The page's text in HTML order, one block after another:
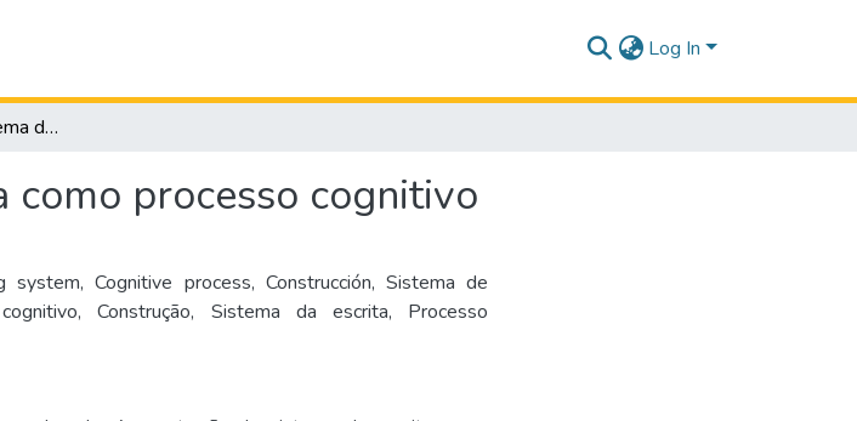
Log In
A construção do sistema da escrita como processo cognitivo
processo cognitivo
system,Cognitive process, Construcción, Sistema de
,Construção, Sistema da escrita, Processo